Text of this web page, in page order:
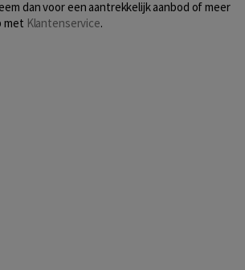
dan voor een aantrekkelijk aanbod of meer
met Klantenservice.